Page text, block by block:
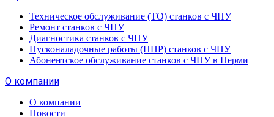
Техническое обслуживание (ТО) станков с ЧПУ
Ремонт станков с ЧПУ
Диагностика станков с ЧПУ
Пусконаладочные работы (ПНР) станков с ЧПУ
Абонентское обслуживание станков с ЧПУ в Перми
О компании
О компании
Новости